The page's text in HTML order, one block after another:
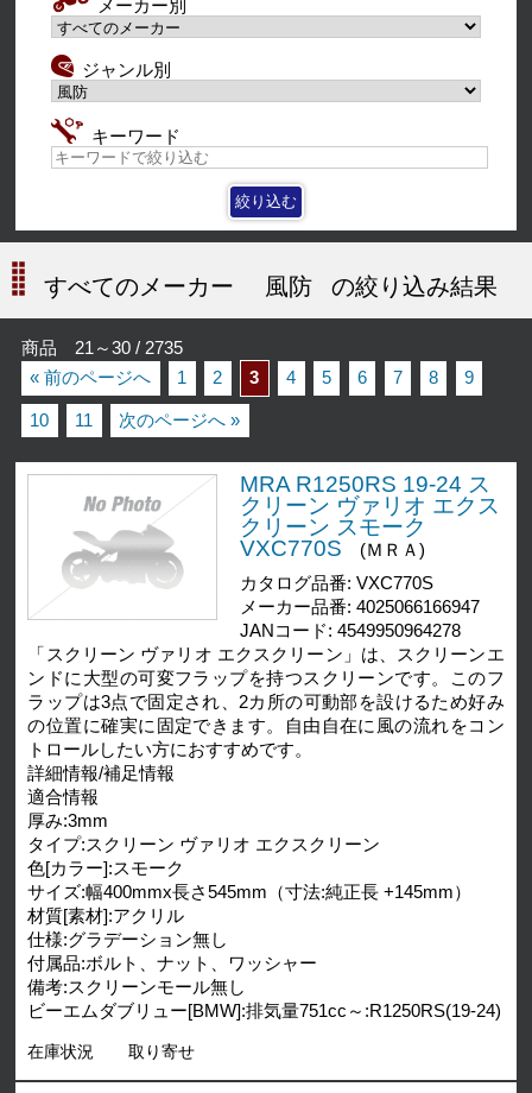
メーカー別
ジャンル別
キーワード
すべてのメーカー 風防 の絞り込み結果
商品 21～30 / 2735
« 前のページへ
1 2 3 4 5 6 7 8 9
10 11 次のページへ »
MRA R1250RS 19-24 ス
クリーン ヴァリオ エクス
クリーン スモーク
VXC770S
(ＭＲＡ)
カタログ品番: VXC770S
メーカー品番: 4025066166947
JANコード: 4549950964278
「スクリーン ヴァリオ エクスクリーン」は、スクリーンエ
ンドに大型の可変フラップを持つスクリーンです。このフ
ラップは3点で固定され、2カ所の可動部を設けるため好み
の位置に確実に固定できます。自由自在に風の流れをコン
トロールしたい方におすすめです。
詳細情報/補足情報
適合情報
厚み:3mm
タイプ:スクリーン ヴァリオ エクスクリーン
色[カラー]:スモーク
サイズ:幅400mmx長さ545mm（寸法:純正長 +145mm）
材質[素材]:アクリル
仕様:グラデーション無し
付属品:ボルト、ナット、ワッシャー
備考:スクリーンモール無し
ビーエムダブリュー[BMW]:排気量751cc～:R1250RS(19-24)
在庫状況 取り寄せ